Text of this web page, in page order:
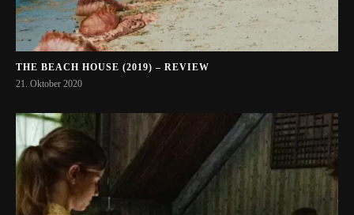
THE BEACH HOUSE (2019) – REVIEW
21. Oktober 2020